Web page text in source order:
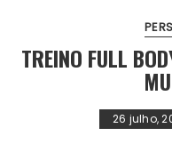
TREINO FULL
26 julho,